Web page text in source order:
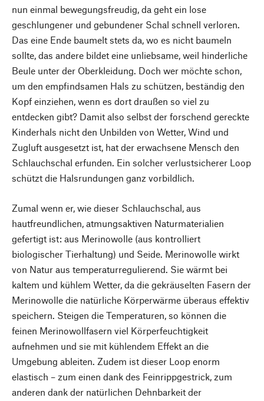
nun einmal bewegungsfreudig, da geht ein lose
geschlungener und gebundener Schal schnell verloren.
Das eine Ende baumelt stets da, wo es nicht baumeln
sollte, das andere bildet eine unliebsame, weil hinderliche
Beule unter der Oberkleidung. Doch wer möchte schon,
um den empfindsamen Hals zu schützen, beständig den
Kopf einziehen, wenn es dort draußen so viel zu
entdecken gibt? Damit also selbst der forschend gereckte
Kinderhals nicht den Unbilden von Wetter, Wind und
Zugluft ausgesetzt ist, hat der erwachsene Mensch den
Schlauchschal erfunden. Ein solcher verlustsicherer Loop
schützt die Halsrundungen ganz vorbildlich.
Zumal wenn er, wie dieser Schlauchschal, aus
hautfreundlichen, atmungsaktiven Naturmaterialien
gefertigt ist: aus Merinowolle (aus kontrolliert
biologischer Tierhaltung) und Seide. Merinowolle wirkt
von Natur aus temperaturregulierend. Sie wärmt bei
kaltem und kühlem Wetter, da die gekräuselten Fasern der
Merinowolle die natürliche Körperwärme überaus effektiv
speichern. Steigen die Temperaturen, so können die
feinen Merinowollfasern viel Körperfeuchtigkeit
aufnehmen und sie mit kühlendem Effekt an die
Umgebung ableiten. Zudem ist dieser Loop enorm
elastisch – zum einen dank des Feinrippgestrick, zum
anderen dank der natürlichen Dehnbarkeit der